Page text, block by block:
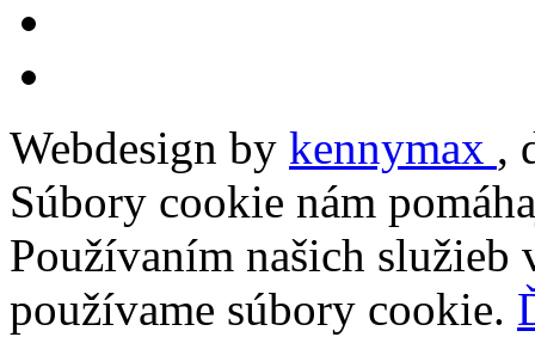
Webdesign by kennymax ,
Súbory cookie nám
Používaním našich služieb
používame súbory cookie.